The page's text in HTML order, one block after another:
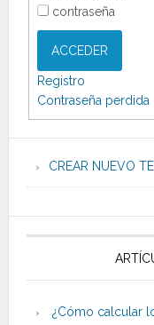
contraseña
ACCEDER
Registro
Contraseña perdida
CREAR NUEVO
¿Cómo calcular